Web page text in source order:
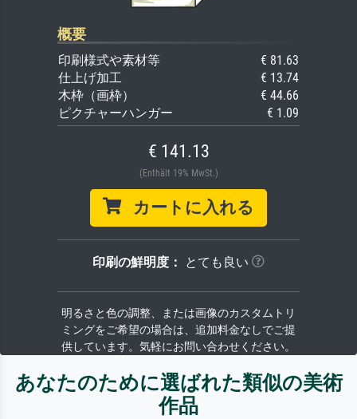
概要
印刷様式や素材等
€ 81.63
仕上げ加工
€ 13.74
木枠（画枠）
€ 44.66
ピクチャーハンガー
€ 1.09
€ 141.13
(Enthält 19% MwSt.)
カートに入れる
印刷の鮮明度： とても良い
明るさと色の調整、または画像のカスタムトリ
ミングをご希望の場合は、追加料金なしでご提
供しています。気軽にお問い合わせください。
あなたのために選ばれた類似の美術
作品